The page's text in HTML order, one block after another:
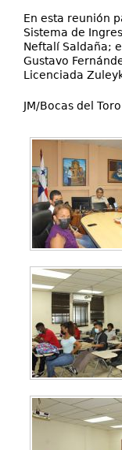
En esta reunión
Sistema de
Neftalí Saldaña;
Gustavo
Licenciada
JM/Bocas del Toro